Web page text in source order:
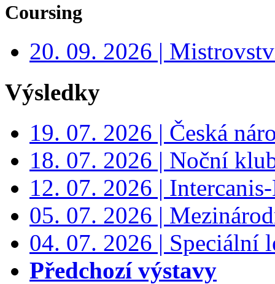
Coursing
20. 09. 2026 |
Výsledky
19. 07. 2026 | Česká
18. 07. 2026 | Noční
12. 07. 2026 |
05. 07. 2026 |
04. 07. 2026 | Speciální
Předchozí výstavy